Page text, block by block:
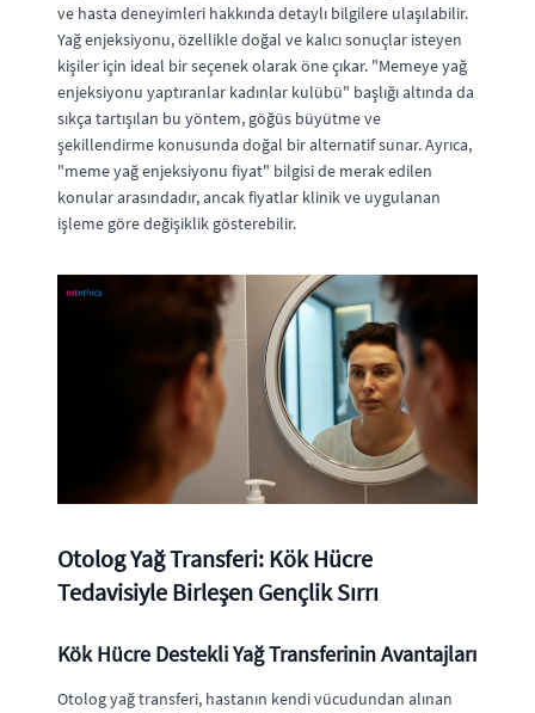
ve hasta deneyimleri hakkında detaylı bilgilere ulaşılabilir.
Yağ enjeksiyonu, özellikle doğal ve kalıcı sonuçlar isteyen
kişiler için ideal bir seçenek olarak öne çıkar. "Memeye yağ
enjeksiyonu yaptıranlar kadınlar kulübü" başlığı altında da
sıkça tartışılan bu yöntem, göğüs büyütme ve
şekillendirme konusunda doğal bir alternatif sunar. Ayrıca,
"meme yağ enjeksiyonu fiyat" bilgisi de merak edilen
konular arasındadır, ancak fiyatlar klinik ve uygulanan
işleme göre değişiklik gösterebilir.
Otolog Yağ Transferi: Kök Hücre
Tedavisiyle Birleşen Gençlik Sırrı
Kök Hücre Destekli Yağ Transferinin Avantajları
Otolog yağ transferi, hastanın kendi vücudundan alınan